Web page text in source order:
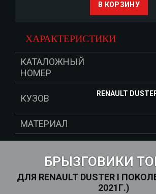
В КОРЗИНУ
ХАРАКТЕРИСТИКИ
КАТАЛОЖНЫЙ
НОМЕР
КУЗОВ
RENAULT
МАТЕРИАЛ
БРЫЗГОВИКИ
ДЛЯ RENAULT DUSTER I
2021Г.)